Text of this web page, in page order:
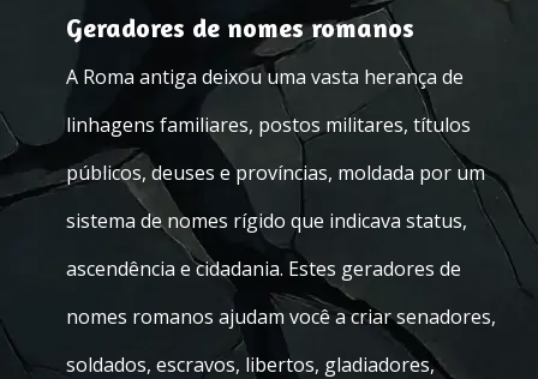
Geradores de nomes romanos
A Roma antiga deixou uma vasta herança de
linhagens familiares, postos militares, títulos
públicos, deuses e províncias, moldada por um
sistema de nomes rígido que indicava status,
ascendência e cidadania. Estes geradores de
nomes romanos ajudam você a criar senadores,
soldados, escravos, libertos, gladiadores,